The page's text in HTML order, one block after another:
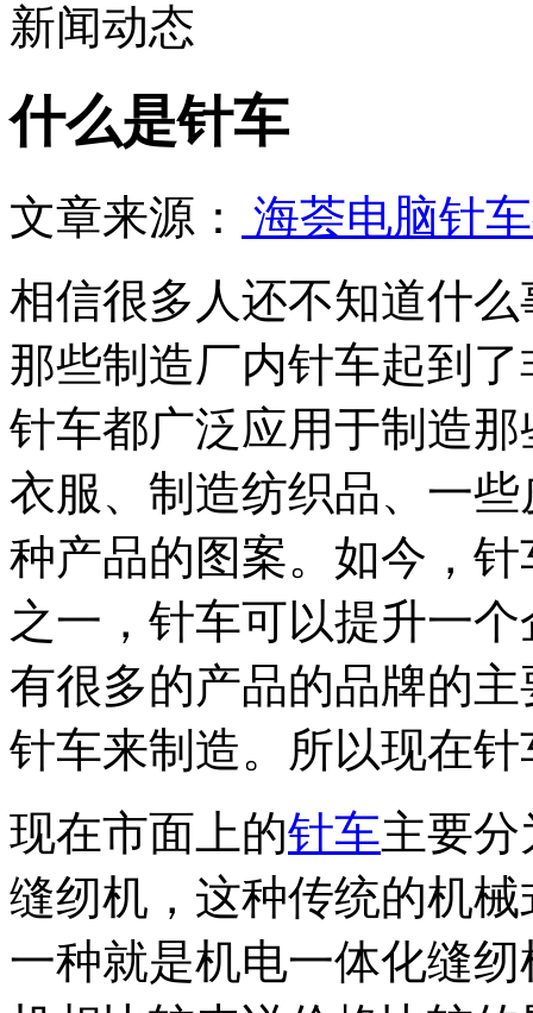
新闻动态
什么是针车
文章来源：
海荟电脑针
相信很多人还不知道什
那些制造厂内针车起到
针车都广泛应用于制造
衣服、制造纺织品、一
种产品的图案。如今，
之一，针车可以提升一
有很多的产品的品牌的
针车来制造。所以现在
现在市面上的针车主要
缝纫机，这种传统的机
一种就是机电一体化缝